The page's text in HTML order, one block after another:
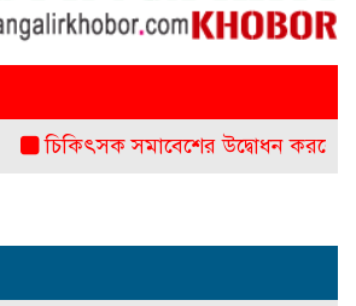
চিকিৎসক সমাবেশের উদ্বোধন করলেন